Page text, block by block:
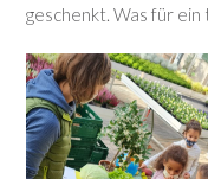
geschenkt. Was für ein